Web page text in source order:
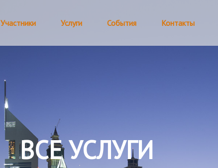
Участники Услуги События Контакты
ВСЕ УСЛУГИ